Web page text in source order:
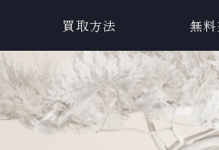
買取方法 無